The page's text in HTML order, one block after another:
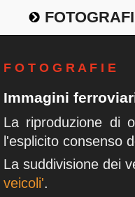
F O T O G R A F I E
Immagini
La riproduzione di
l'esplicito consenso
La suddivisione dei
veicoli'.